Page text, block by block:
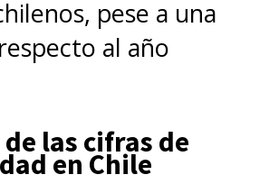
a lo real. Aún no
la función (al
e
de contestar vía
de generar
pese a una
al año
de las cifras de
en Chile